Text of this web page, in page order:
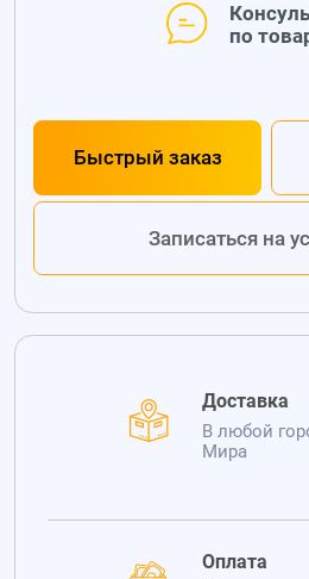
по
Быстрый заказ
Записаться на
Доставка
В любой
Мира
Оплата